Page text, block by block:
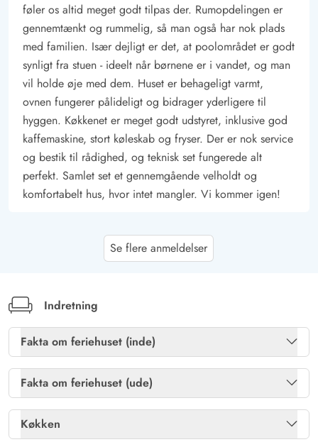
føler os altid meget godt tilpas der. Rumopdelingen er
gennemtænkt og rummelig, så man også har nok plads
med familien. Især dejligt er det, at poolområdet er godt
synligt fra stuen - ideelt når børnene er i vandet, og man
vil holde øje med dem. Huset er behageligt varmt,
ovnen fungerer pålideligt og bidrager yderligere til
hyggen. Køkkenet er meget godt udstyret, inklusive god
kaffemaskine, stort køleskab og fryser. Der er nok service
og bestik til rådighed, og teknisk set fungerede alt
perfekt. Samlet set et gennemgående velholdt og
komfortabelt hus, hvor intet mangler. Vi kommer igen!
Vi fandt et meget smukt hus, udstyret er meget godt,
saunaområdet er i top. Servicen via SMS og personligt
på kontoret kunne vi virkelig godt lide
Deutschland
5 ud af 5
Se flere anmeldelser
Indretning
Fakta om feriehuset (inde)
Brændeovn
Ja
Pool Ja
Fakta om feriehuset (ude)
Havemøbler
Ja
Køkken